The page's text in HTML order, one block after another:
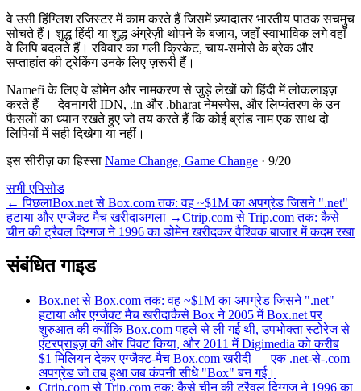
वे उसी हिंग्लिश रजिस्टर में काम करते हैं जिसमें ज़्यादातर भारतीय पाठक सचमुच
सोचते हैं। शुद्ध हिंदी या शुद्ध अंग्रेज़ी थोपने के बजाय, जहाँ स्वाभाविक लगे वहाँ
वे लिपि बदलते हैं। रविवार का गली क्रिकेट, चाय-समोसे के ब्रेक और
सप्ताहांत की ट्रेकिंग उनके लिए ज़रूरी हैं।
Namefi के लिए वे डोमेन और नामकरण से जुड़े लेखों को हिंदी में लोकलाइज़
करते हैं — देवनागरी IDN, .in और .bharat नेमस्पेस, और लिप्यंतरण के उन
फैसलों का ध्यान रखते हुए जो तय करते हैं कि कोई ब्रांड नाम एक साथ दो
लिपियों में सही दिखेगा या नहीं।
इस सीरीज़ का हिस्सा Name Change, Game Change · 9/20
सभी एपिसोड
←पिछलाBox.net से Box.com तक: वह ~$1M का अपग्रेड जिसने ".net"
हटाया और एग्जैक्ट मैच खरीदाअगला →Ctrip.com से Trip.com तक: कैसे
चीन की ट्रैवल दिग्गज ने 1996 का डोमेन खरीदकर वैश्विक बाजार में कदम रखा
संबंधित गाइड
Box.net से Box.com तक: वह ~$1M का अपग्रेड जिसने ".net"
हटाया और एग्जैक्ट मैच खरीदाकैसे Box ने 2005 में Box.net पर
शुरुआत की क्योंकि Box.com पहले से ली गई थी, उपभोक्ता स्टोरेज से
एंटरप्राइज़ की ओर पिवट किया, और 2011 में Digimedia को करीब
$1 मिलियन देकर एग्जैक्ट-मैच Box.com खरीदी — एक .net-से-.com
अपग्रेड जो तब हुआ जब कंपनी सीधे "Box" बन गई।
Ctrip.com से Trip.com तक: कैसे चीन की ट्रैवल दिग्गज ने 1996 का